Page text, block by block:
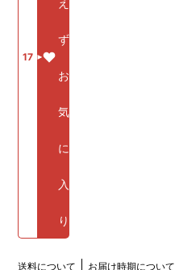
17
え
ず
お
気
に
入
り
送料について お届け時期について